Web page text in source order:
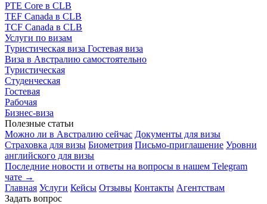
PTE Core в CLB
TEF Canada в CLB
TCF Canada в CLB
Услуги по визам
Туристическая виза Гостевая виза
Виза в Австралию самостоятельно
Туристическая
Студенческая
Гостевая
Рабочая
Бизнес-виза
Полезные статьи
Можно ли в Австралию сейчас Документы для визы
Страховка для визы Биометрия Письмо-приглашение Уровни
английского для визы
Последние новости и ответы на вопросы в нашем Telegram
чате →
Главная Услуги Кейсы Отзывы Контакты Агентствам
Задать вопрос